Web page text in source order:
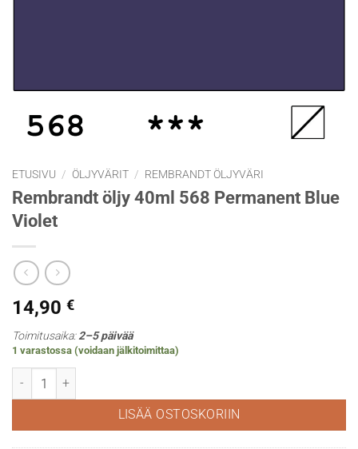
ETUSIVU / ÖLJYVÄRIT / REMBRANDT ÖLJYVÄRI
Rembrandt öljy 40ml 568 Permanent Blue
Violet
14,90 €
Toimitusaika:2–5 päivää
1 varastossa (voidaan jälkitoimittaa)
Rembrandt öljy 40ml 568 Permanent Blue Violet määrä
LISÄÄ OSTOSKORIIN